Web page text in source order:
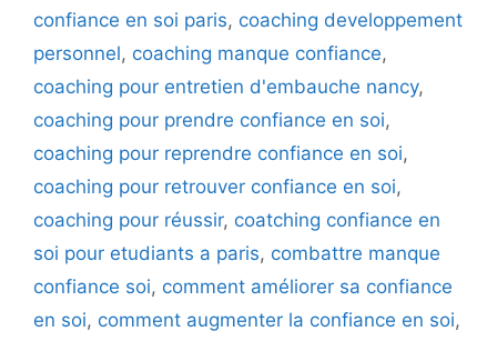
confiance en soi paris, coaching developpement
personnel, coaching manque confiance,
coaching pour entretien d'embauche nancy,
coaching pour prendre confiance en soi,
coaching pour reprendre confiance en soi,
coaching pour retrouver confiance en soi,
coaching pour réussir, coatching confiance en
soi pour etudiants a paris, combattre manque
confiance soi, comment améliorer sa confiance
en soi, comment augmenter la confiance en soi,